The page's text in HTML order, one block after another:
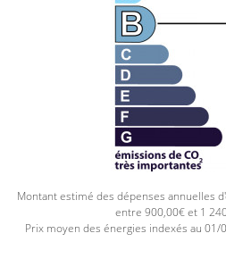
Montant estimé des dépenses annuelles
entre 900,00€ et 1
Prix moyen des énergies indexés au